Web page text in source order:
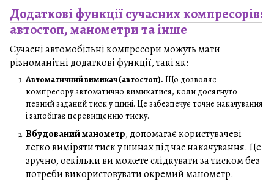
Додаткові функції сучасних компресорів:
автостоп, манометри та інше
Сучасні автомобільні компресори можуть мати
різноманітні додаткові функції, такі як:
Автоматичний вимикач (автостоп). Що дозволяє
компресору автоматично вимикатися, коли досягнуто
певний заданий тиск у шині. Це забезпечує точне накачування
і запобігає перевищенню тиску.
Вбудований манометр, допомагає користувачеві
легко виміряти тиск у шинах під час накачування. Це
зручно, оскільки ви можете слідкувати за тиском без
потреби використовувати окремий манометр.